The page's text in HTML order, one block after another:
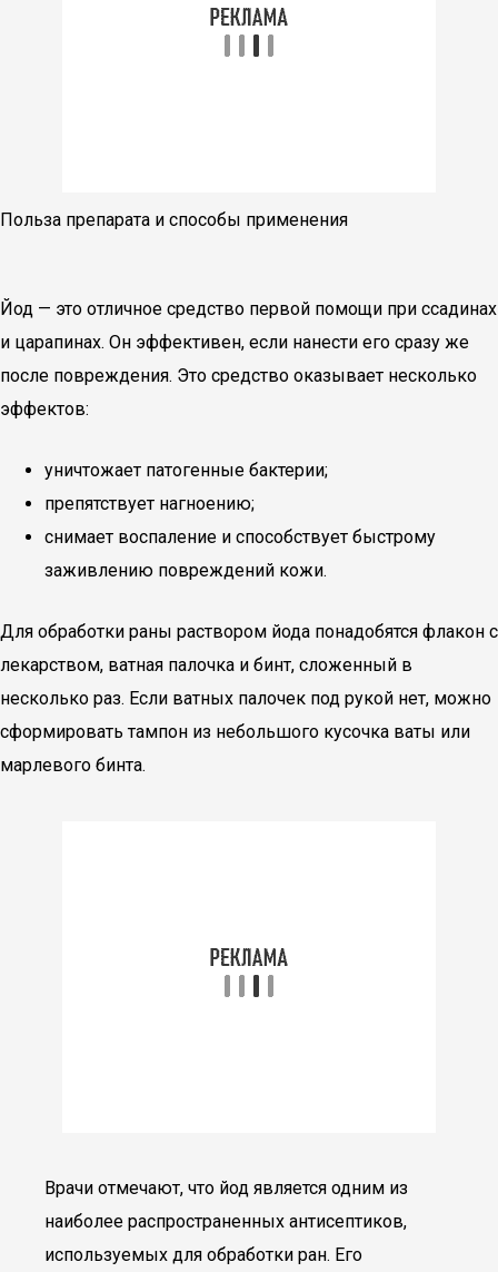
Польза препарата и способы применения
Йод — это отличное средство первой помощи при ссадинах
и царапинах. Он эффективен, если нанести его сразу же
после повреждения. Это средство оказывает несколько
эффектов:
уничтожает патогенные бактерии;
препятствует нагноению;
снимает воспаление и способствует быстрому
заживлению повреждений кожи.
Для обработки раны раствором йода понадобятся флакон с
лекарством, ватная палочка и бинт, сложенный в
несколько раз. Если ватных палочек под рукой нет, можно
сформировать тампон из небольшого кусочка ваты или
марлевого бинта.
Врачи отмечают, что йод является одним из
наиболее распространенных антисептиков,
используемых для обработки ран. Его